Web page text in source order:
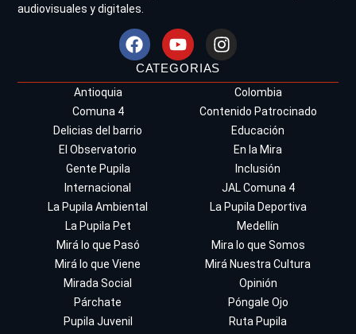
audiovisuales y digitales.
CATEGORIAS
Antioquia
Colombia
Comuna 4
Contenido Patrocinado
Delicias del barrio
Educación
El Observatorio
En la Mira
Gente Pupila
Inclusión
Internacional
JAL Comuna 4
La Pupila Ambiental
La Pupila Deportiva
La Pupila Pet
Medellín
Mirá lo que Pasó
Mira lo que Somos
Mirá lo que Viene
Mirá Nuestra Cultura
Mirada Social
Opinión
Párchate
Póngale Ojo
Pupila Juvenil
Ruta Pupila